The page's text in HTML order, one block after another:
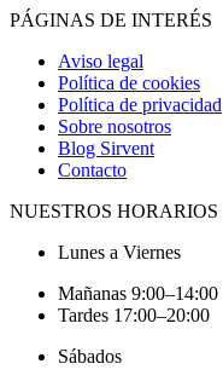
PÁGINAS DE INTERÉS
Aviso legal
Política de cookies
Política de privacidad
Sobre nosotros
Blog Sirvent
Contacto
NUESTROS HORARIOS
Lunes a Viernes
Mañanas 9:00–14:00
Tardes 17:00–20:00
Sábados